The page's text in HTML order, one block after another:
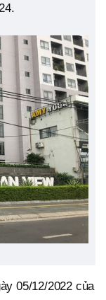
05/12/2022 của